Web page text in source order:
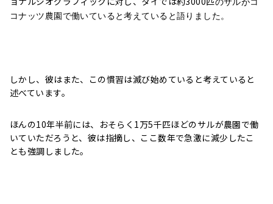
コナッツ農園で働いていると考えていると語りました。
しかし、彼はまた、この慣習は滅び始めていると考えていると
述べています。
ほんの10年半前には、おそらく1万5千匹ほどのサルが農園で働
いていただろうと、彼は指摘し、ここ数年で急激に減少したこ
とも強調しました。